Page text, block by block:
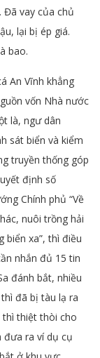
Đã vay của chủ
lại bị ép giá.
bao.
An Vĩnh khẳng
vốn Nhà nước
là, ngư dân
sát biển và kiểm
truyền thống góp
định số
Chính phủ “Về
nuôi trồng hải
biển xa”, thì điều
nhắn đủ 15 tin
đánh bắt, nhiều
đã bị tàu lạ ra
thì thiệt thòi cho
đưa ra ví dụ cụ